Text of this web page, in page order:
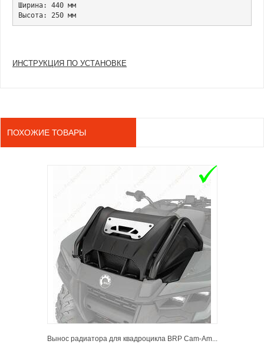
Ширина: 440 мм
Высота: 250 мм
ИНСТРУКЦИЯ ПО УСТАНОВКЕ
ПОХОЖИЕ ТОВАРЫ
Вынос радиатора для квадроцикла BRP Cam-Am...